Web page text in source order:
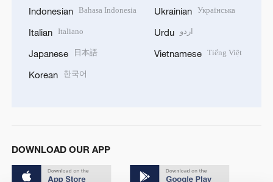
Indonesian Bahasa Indonesia
Italian Italiano
Japanese 日本語
Korean 한국어
Ukrainian Українська
Urdu اردو
Vietnamese Tiếng Việt
DOWNLOAD OUR APP